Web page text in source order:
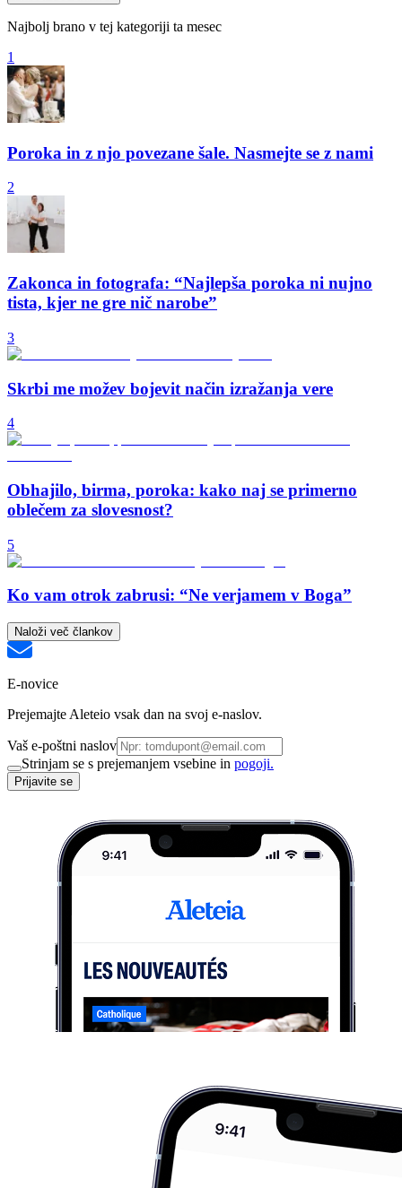
Najbolj brano v tej kategoriji ta mesec
1
Poroka in z njo povezane šale. Nasmejte se z nami
2
Zakonca in fotografa: “Najlepša poroka ni nujno
tista, kjer ne gre nič narobe”
3
Skrbi me možev bojevit način izražanja vere
4
Obhajilo, birma, poroka: kako naj se primerno
oblečem za slovesnost?
5
Ko vam otrok zabrusi: “Ne verjamem v Boga”
Naloži več člankov
E-novice
Prejemajte Aleteio vsak dan na svoj e-naslov.
Vaš e-poštni naslov
Strinjam se s prejemanjem vsebine in pogoji.
Prijavite se